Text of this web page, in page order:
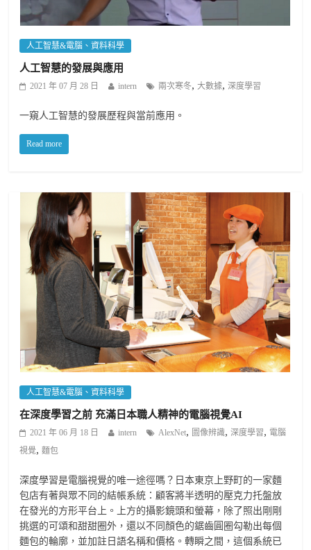
人工智慧&電腦、資料科學
人工智慧的發展與應用
2021 年 07 月 28 日 intern 兩次寒冬,大數據,深度學習
一窺人工智慧的發展歷程與當前應用。
Read more
人工智慧&電腦、資料科學
在深度學習之前 充滿日本職人精神的電腦視覺AI
2021 年 06 月 18 日 intern AlexNet, 圖像辨識,深度學習, 電腦
視覺,麵包
深度學習是電腦視覺的唯一途徑嗎？日本東京上野町的一家麵
包店有著與眾不同的結帳系統：顧客將半透明的壓克力托盤放
在發光的方形平台上。上方的攝影鏡頭和螢幕，除了照出剛剛
挑選的可頌和甜甜圈外，還以不同顏色的鋸齒圓圈勾勒出每個
麵包的輪廓，並加註日語名稱和價格。轉瞬之間，這個系統已